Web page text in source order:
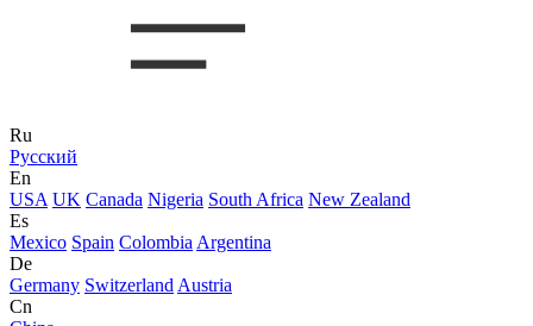
Ru
Русский
En
USA UK Canada Nigeria South Africa New Zealand
Es
Mexico Spain Colombia Argentina
De
Germany Switzerland Austria
Cn